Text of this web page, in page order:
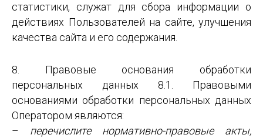
статистики, служат для сбора информации о
действиях Пользователей на сайте, улучшения
качества сайта и его содержания.
8. Правовые основания обработки
персональных данных 8.1. Правовыми
основаниями обработки персональных данных
Оператором являются:
– перечислите нормативно-правовые акты,